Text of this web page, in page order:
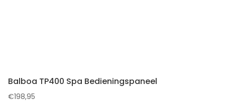
Balboa TP400 Spa Bedieningspaneel
€198,95